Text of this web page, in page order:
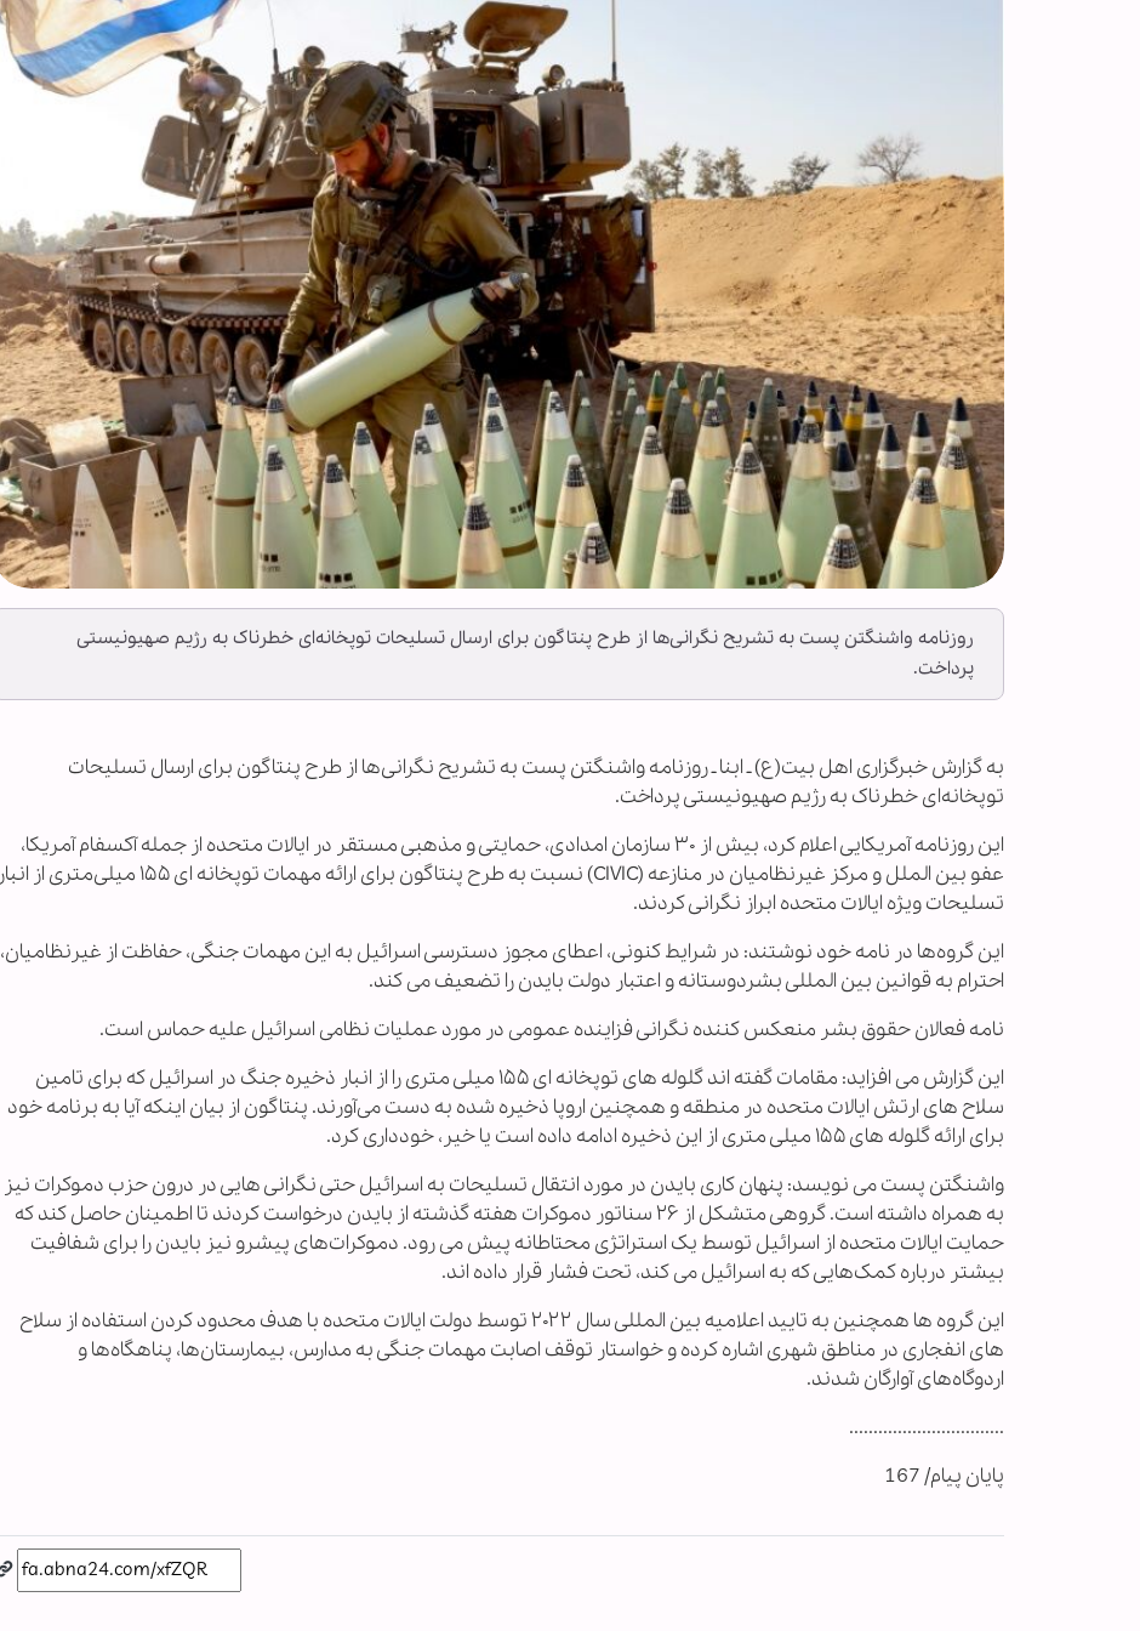
روزنامه واشنگتن پست به تشریح نگرانی‌ها از طرح پنتاگون برای ارسال تسلیحات توپخانه‌ای خطرناک به رژیم صهیونیستی
پرداخت.
به گزارش خبرگزاری اهل بیت(ع) ـ ابنا ـ روزنامه واشنگتن پست به تشریح نگرانی‌ها از طرح پنتاگون برای ارسال تسلیحات
توپخانه‌ای خطرناک به رژیم صهیونیستی پرداخت.
این روزنامه آمریکایی اعلام کرد، بیش از ۳۰ سازمان امدادی، حمایتی و مذهبی مستقر در ایالات متحده از جمله آکسفام آمریکا،
عفو بین الملل و مرکز غیرنظامیان در منازعه (CIVIC) نسبت به طرح پنتاگون برای ارائه مهمات توپخانه ای ۱۵۵ میلی‌متری از انبار
تسلیحات ویژه ایالات متحده ابراز نگرانی کردند.
این گروه‌ها در نامه خود نوشتند: در شرایط کنونی، اعطای مجوز دسترسی اسرائیل به این مهمات جنگی، حفاظت از غیرنظامیان،
احترام به قوانین بین المللی بشردوستانه و اعتبار دولت بایدن را تضعیف می کند.
نامه فعالان حقوق بشر منعکس کننده نگرانی فزاینده عمومی در مورد عملیات نظامی اسرائیل علیه حماس است.
این گزارش می افزاید: مقامات گفته اند گلوله های توپخانه ای ۱۵۵ میلی متری را از انبار ذخیره جنگ در اسرائیل که برای تامین
سلاح های ارتش ایالات متحده در منطقه و همچنین اروپا ذخیره شده به دست می‌آورند. پنتاگون از بیان اینکه آیا به برنامه خود
برای ارائه گلوله های ۱۵۵ میلی متری از این ذخیره ادامه داده است یا خیر، خودداری کرد.
واشنگتن پست می نویسد: پنهان کاری بایدن در مورد انتقال تسلیحات به اسرائیل حتی نگرانی هایی در درون حزب دموکرات نیز
به همراه داشته است. گروهی متشکل از ۲۶ سناتور دموکرات هفته گذشته از بایدن درخواست کردند تا اطمینان حاصل کند که
حمایت ایالات متحده از اسرائیل توسط یک استراتژی محتاطانه پیش می رود. دموکرات‌های پیشرو نیز بایدن را برای شفافیت
بیشتر درباره کمک‌هایی که به اسرائیل می کند، تحت فشار قرار داده اند.
این گروه ها همچنین به تایید اعلامیه بین المللی سال ۲۰۲۲ توسط دولت ایالات متحده با هدف محدود کردن استفاده از سلاح
های انفجاری در مناطق شهری اشاره کرده و خواستار توقف اصابت مهمات جنگی به مدارس، بیمارستان‌ها، پناهگاه‌ها و
اردوگاه‌های آوارگان شدند.
................................
پایان پیام/ 167